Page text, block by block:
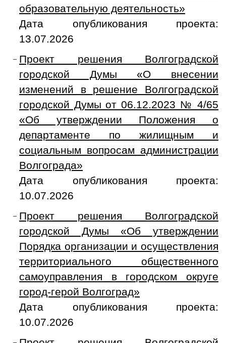
образовательную деятельность»
Дата опубликования проекта:
13.07.2026
Проект решения Волгоградской
городской Думы «О внесении
изменений в решение Волгоградской
городской Думы от 06.12.2023 № 4/65
«Об утверждении Положения о
департаменте по жилищным и
социальным вопросам администрации
Волгограда»
Дата опубликования проекта:
10.07.2026
Проект решения Волгоградской
городской Думы «Об утверждении
Порядка организации и осуществления
территориального общественного
самоуправления в городском округе
город-герой Волгоград»
Дата опубликования проекта:
10.07.2026